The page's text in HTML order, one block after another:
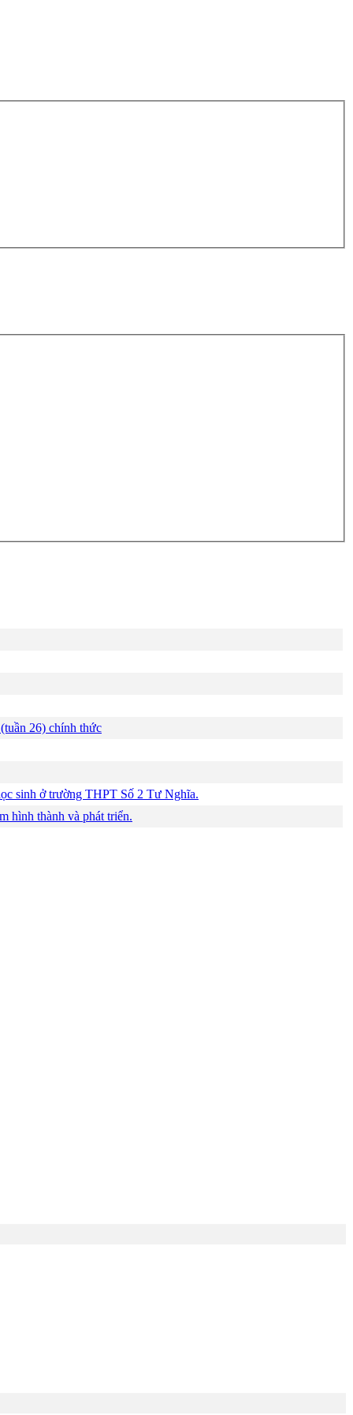
26) chính thức
sinh ở trường THPT Số 2 Tư Nghĩa.
hình thành và phát triển.